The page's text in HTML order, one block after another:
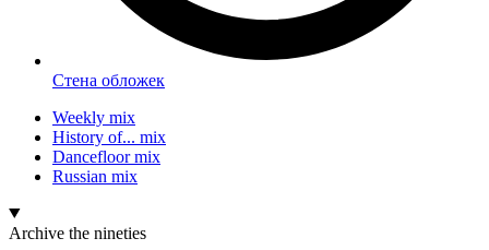
Стена обложек
Weekly mix
History of... mix
Dancefloor mix
Russian mix
Archive the nineties